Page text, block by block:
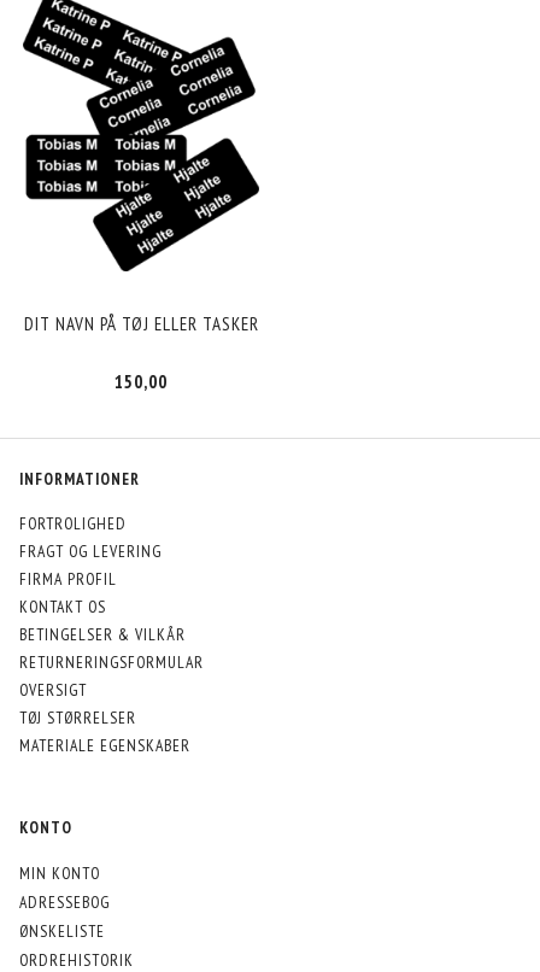
DIT NAVN PÅ TØJ ELLER TASKER
150,00
INFORMATIONER
FORTROLIGHED
FRAGT OG LEVERING
FIRMA PROFIL
KONTAKT OS
BETINGELSER & VILKÅR
RETURNERINGSFORMULAR
OVERSIGT
TØJ STØRRELSER
MATERIALE EGENSKABER
KONTO
MIN KONTO
ADRESSEBOG
ØNSKELISTE
ORDREHISTORIK